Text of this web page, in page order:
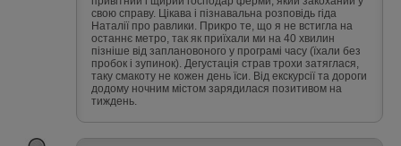
свою справу. Цікава і пізнавальна розповідь гіда
Наталії про равлики. Прикро те, що я не встигла на
останнє метро, так як приїхали ми на 40 хвилин
пізніше від заплановоного у програмі часу (їхали без
пробок і зупинок). Дегустація страв трохи затяглася,
таку смакоту не кожен день їси. Від екскурсії та дороги
додому ночним містом зарядилася позитивом на
тиждень.